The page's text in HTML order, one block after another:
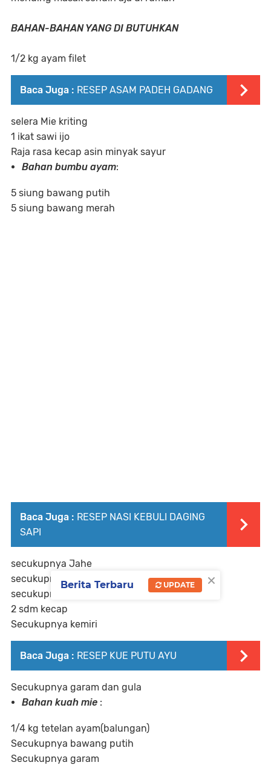
BAHAN-BAHAN YANG DI BUTUHKAN
1/2 kg ayam filet
Baca Juga : RESEP ASAM PADEH GADANG
selera Mie kriting
1 ikat sawi ijo
Raja rasa kecap asin minyak sayur
Bahan bumbu ayam:
5 siung bawang putih
5 siung bawang merah
Baca Juga : RESEP NASI KEBULI DAGING
SAPI
secukupnya Jahe
secukupnya laos
secukupnya daun jeruk purut
2 sdm kecap
Secukupnya kemiri
Baca Juga : RESEP KUE PUTU AYU
Secukupnya garam dan gula
Bahan kuah mie :
1/4 kg tetelan ayam(balungan)
Secukupnya bawang putih
Secukupnya garam
×
Berita Terbaru UPDATE